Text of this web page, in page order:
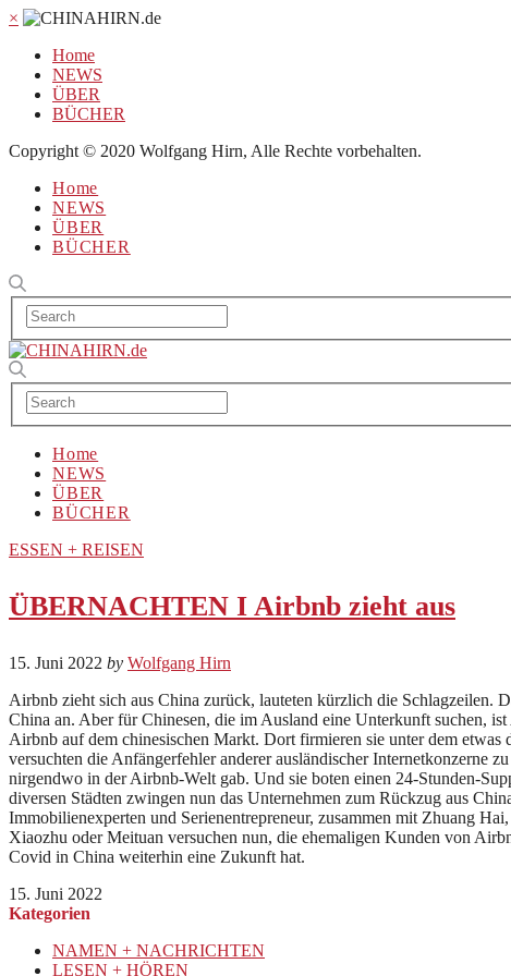
×
Home
NEWS
ÜBER
BÜCHER
Copyright © 2020 Wolfgang Hirn, Alle Rechte vorbehalten.
Home
NEWS
ÜBER
BÜCHER
Home
NEWS
ÜBER
BÜCHER
ESSEN + REISEN
ÜBERNACHTEN I Airbnb zieht aus
15. Juni 2022 by Wolfgang Hirn
Airbnb zieht sich aus China zurück, lauteten kürzlich die Schlagzeilen.
China an. Aber für Chinesen, die im Ausland eine Unterkunft suchen,
Airbnb auf dem chinesischen Markt. Dort firmieren sie unter dem
versuchten die Anfängerfehler anderer ausländischer Internetkonzerne
nirgendwo in der Airbnb-Welt gab. Und sie boten einen 24-Stunden-
diversen Städten zwingen nun das Unternehmen zum Rückzug aus
Immobilienexperten und Serienentrepreneur, zusammen mit Zhuang
Xiaozhu oder Meituan versuchen nun, die ehemaligen Kunden von
Covid in China weiterhin eine Zukunft hat.
15. Juni 2022
Kategorien
NAMEN + NACHRICHTEN
LESEN + HÖREN